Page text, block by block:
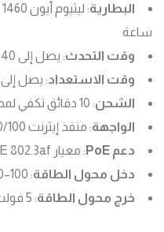
البطارية
ساعة
وقت التحدث: يصل إلى 40 ساعة
وقت الاستعداد: يصل إلى 575 ساعة
الشحن: 10 دقائق تكفي لمحادثة لمدة ساعتين
الواجهة: منفذ إيثرنت RJ45 10/100 ميجابت
دعم PoE
: معيار IEEE 802.3af، الفئة 1
دخل محول الطاقة: 100–240 فولت تيار متردد
خرج محول الطاقة: 5 فولت تيار مستمر / 600 ميلي أمبير